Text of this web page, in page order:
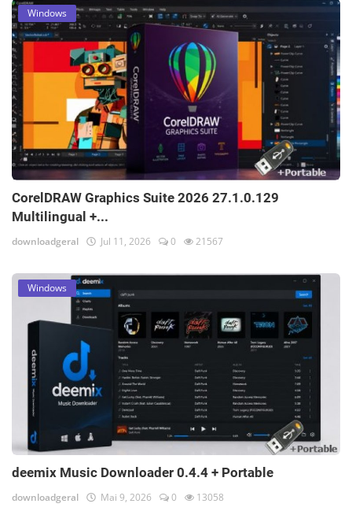
Windows
CorelDRAW Graphics Suite 2026 27.1.0.129
Multilingual +...
downloadgeral Jul 11, 2026 0 21567
Windows
deemix Music Downloader 0.4.4 + Portable
downloadgeral Mai 9, 2026 0 13058